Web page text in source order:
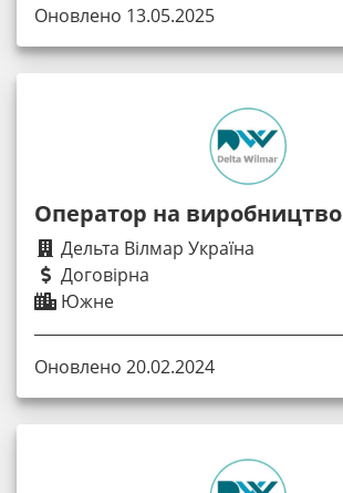
Оновлено 13.05.2025
Оператор на виробництво
Дельта Вілмар Україна
Договірна
Южне
Оновлено 20.02.2024